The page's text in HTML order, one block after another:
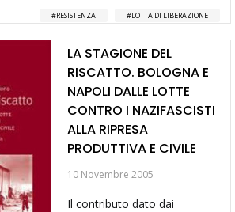
RESISTENZA LOTTA DI LIBERAZIONE
LA STAGIONE DEL
RISCATTO. BOLOGNA E
NAPOLI DALLE LOTTE
CONTRO I NAZIFASCISTI
ALLA RIPRESA
PRODUTTIVA E CIVILE
10 Novembre 2005
Il contributo dato dai